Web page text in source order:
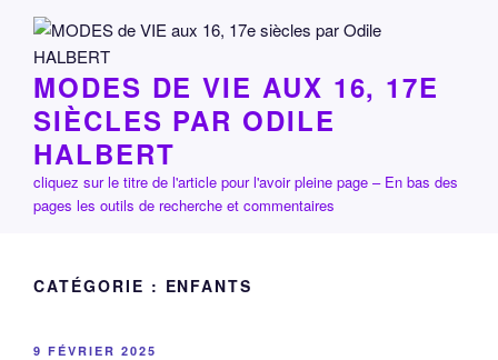
contenu
principalMODES DE VIE AUX 16, 17E
SIÈCLES PAR ODILE
HALBERT
cliquez sur le titre de l'article pour l'avoir pleine page – En bas des
pages les outils de recherche et commentaires
CATÉGORIE : ENFANTS
PUBLIÉ
9 FÉVRIER 2025